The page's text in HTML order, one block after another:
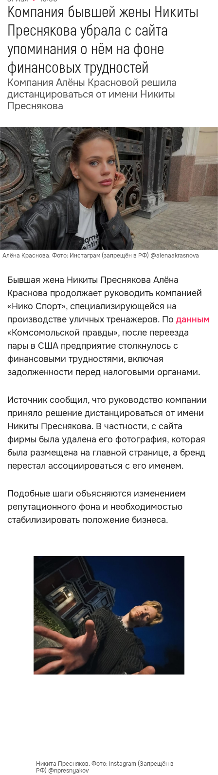
Компания бывшей жены Никиты
Преснякова убрала с сайта
упоминания о нём на фоне
финансовых трудностей
Компания Алёны Красновой решила
дистанцироваться от имени Никиты
Преснякова
Алёна Краснова. Фото: Инстаграм (запрещён в РФ) @alenaakrasnova
Бывшая жена Никиты Преснякова Алёна
Краснова продолжает руководить компанией
«Нико Спорт», специализирующейся на
производстве уличных тренажеров. По данным
«Комсомольской правды», после переезда
пары в США предприятие столкнулось с
финансовыми трудностями, включая
задолженности перед налоговыми органами.
Источник сообщил, что руководство компании
приняло решение дистанцироваться от имени
Никиты Преснякова. В частности, с сайта
фирмы была удалена его фотография, которая
была размещена на главной странице, а бренд
перестал ассоциироваться с его именем.
Подобные шаги объясняются изменением
репутационного фона и необходимостью
стабилизировать положение бизнеса.
Никита Пресняков. Фото: Instagram (Запрещён в
РФ) @npresnyakov